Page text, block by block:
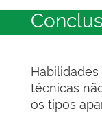
técnicas
os tipos